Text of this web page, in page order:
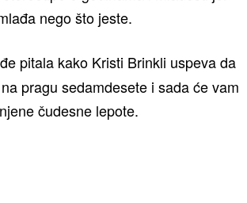
nego što jeste.
pitala kako Kristi Brinkli uspeva da
pragu sedamdesete i sada će vam
čudesne lepote.